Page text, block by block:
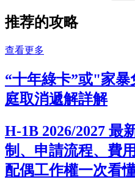
推荐的攻略
查看更多
“十年綠卡”或"家
庭取消遞解詳解
H-1B 2026/2027 最
制、申請流程、費
配偶工作權一次看